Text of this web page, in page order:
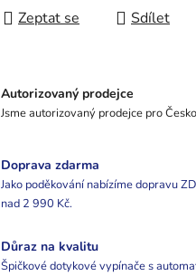
Zeptat se Sdílet
Autorizovaný prodejce
Jsme autorizovaný prodejce pro
Doprava zdarma
Jako poděkování nabízíme dopravu
nad 2 990 Kč.
Důraz na kvalitu
Špičkové dotykové vypínače s